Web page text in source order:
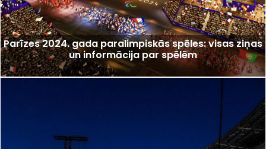
Parīzes 2024. gada paralimpiskās spēles: visas ziņas
un informācija par spēlēm